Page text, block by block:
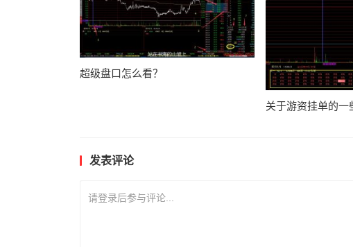
超级盘口怎么看？
关于游资挂单的一
发表评论
请登录后参与评论...